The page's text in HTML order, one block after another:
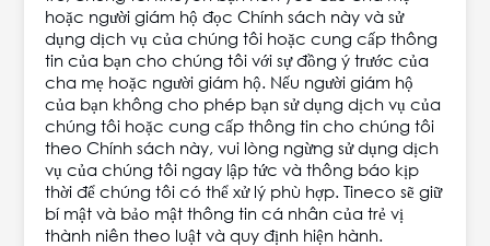
hoặc người giám hộ đọc Chính sách này và sử
dụng dịch vụ của chúng tôi hoặc cung cấp thông
tin của bạn cho chúng tôi với sự đồng ý trước của
cha mẹ hoặc người giám hộ. Nếu người giám hộ
của bạn không cho phép bạn sử dụng dịch vụ của
chúng tôi hoặc cung cấp thông tin cho chúng tôi
theo Chính sách này, vui lòng ngừng sử dụng dịch
vụ của chúng tôi ngay lập tức và thông báo kịp
thời để chúng tôi có thể xử lý phù hợp. Tineco sẽ giữ
bí mật và bảo mật thông tin cá nhân của trẻ vị
thành niên theo luật và quy định hiện hành.